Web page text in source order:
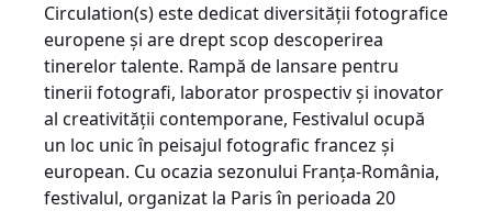
Circulation(s) este dedicat diversității fotografice
europene și are drept scop descoperirea
tinerelor talente. Rampă de lansare pentru
tinerii fotografi, laborator prospectiv și inovator
al creativității contemporane, Festivalul ocupă
un loc unic în peisajul fotografic francez și
european. Cu ocazia sezonului Franța-România,
festivalul, organizat la Paris în perioada 20